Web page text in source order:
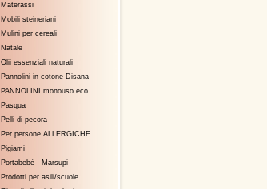
Materassi
Mobili steineriani
Mulini per cereali
Natale
Olii essenziali naturali
Pannolini in cotone Disana
PANNOLINI monouso eco
Pasqua
Pelli di pecora
Per persone ALLERGICHE
Pigiami
Portabebè - Marsupi
Prodotti per asili/scuole